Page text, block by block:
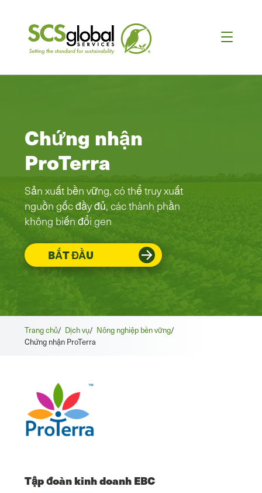
Chứng nhận
ProTerra
Sản xuất bền vững, có thể truy xuất
nguồn gốc đầy đủ, các thành phần
không biến đổi gen
BẮT ĐẦU
Trang chủ/ Dịch vụ/ Nông nghiệp bền vững/
Chứng nhận ProTerra
Tập đoàn kinh doanh EBC